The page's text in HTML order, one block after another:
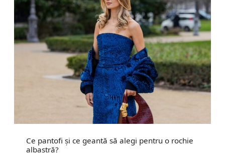
Ce pantofi și ce geantă să alegi pentru o rochie
albastră?